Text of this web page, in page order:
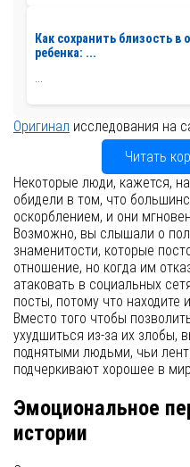
Как сохранить близость
ребенка: ...
Оригинал исследования на
Читать
Некоторые люди, кажется,
обидели в том, что
оскорблением, и они
Возможно, вы слышали о
знаменитости, которые
отношение, но когда им
атаковать в социальных
посты, потому что находите
Вместо того чтобы
ухудшиться из-за их злобы,
поднятыми людьми, чьи
подчеркивают хорошее в
Эмоциональное
истории